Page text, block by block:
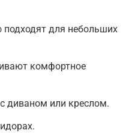
для небольших
комфортное
диваном или креслом.